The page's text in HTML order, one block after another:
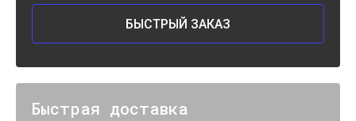
БЫСТРЫЙ ЗАКАЗ
Быстрая доставка